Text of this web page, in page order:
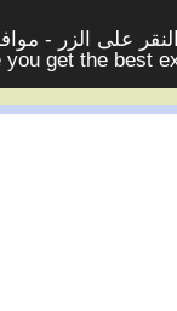
على الزر -
get the best